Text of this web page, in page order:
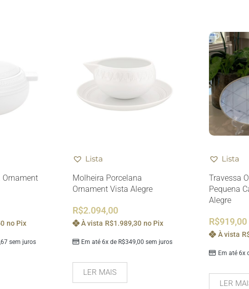
Ornament
sem juros
no Pix
Lista
Molheira Porcelana
Ornament Vista Alegre
R$2.094,00
Em até 6x de R$349,00 sem juros
À vista R$1.989,30 no Pix
LER MAIS
Lista
Travessa
Pequena
Alegre
R$919,00
Em até 6x
À vista
LER